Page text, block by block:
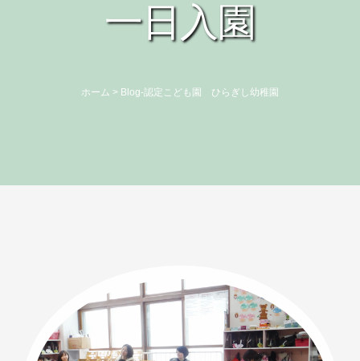
一日入園
ホーム > Blog-認定こども園 ひらぎし幼稚園